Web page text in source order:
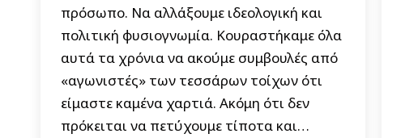
πρόσωπο. Να αλλάξουμε ιδεολογική και
πολιτική φυσιογνωμία. Κουραστήκαμε όλα
αυτά τα χρόνια να ακούμε συμβουλές από
«αγωνιστές» των τεσσάρων τοίχων ότι
είμαστε καμένα χαρτιά. Ακόμη ότι δεν
πρόκειται να πετύχουμε τίποτα και…